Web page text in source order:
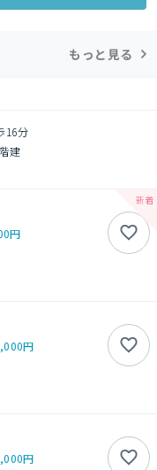
もっと見る
16分
建
円
円
円